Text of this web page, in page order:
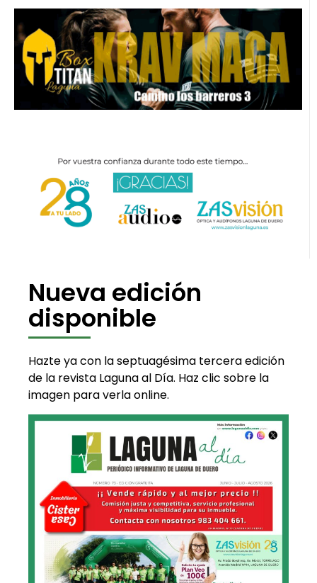
Nueva edición
disponible
Hazte ya con la septuagésima tercera edición
de la revista Laguna al Día. Haz clic sobre la
imagen para verla online.